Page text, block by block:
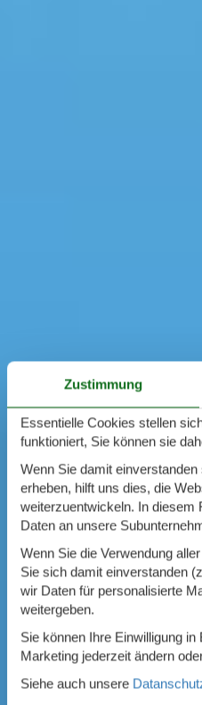
Zustimmung
Essentielle Cookies stellen
funktioniert, Sie können sie
Wenn Sie damit
erheben, hilft uns dies, die
weiterzuentwickeln. In diesem
Daten an unsere
Wenn Sie die Verwendung
Sie sich damit einverstanden
wir Daten für personalisierte
weitergeben.
Sie können Ihre Einwilligung
Marketing jederzeit ändern
Siehe auch unsere